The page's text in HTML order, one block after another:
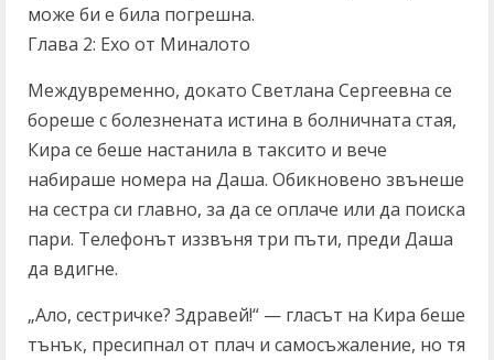
може би е била погрешна.
Глава 2: Ехо от Миналото
Междувременно, докато Светлана Сергеевна се
бореше с болезнената истина в болничната стая,
Кира се беше настанила в таксито и вече
набираше номера на Даша. Обикновено звънеше
на сестра си главно, за да се оплаче или да поиска
пари. Телефонът иззвъня три пъти, преди Даша
да вдигне.
„Ало, сестричке? Здравей!“ — гласът на Кира беше
тънък, пресипнал от плач и самосъжаление, но тя